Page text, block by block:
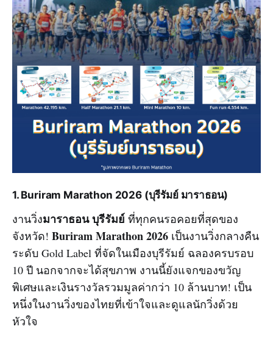
1. Buriram Marathon 2026 (บุรีรัมย์ มาราธอน)
งานวิ่งมาราธอน บุรีรัมย์ ที่ทุกคนรอคอยที่สุดของ
จังหวัด! Buriram Marathon 2026 เป็นงานวิ่งกลางคืน
ระดับ Gold Label ที่จัดในเมืองบุรีรัมย์ ฉลองครบรอบ
10 ปี นอกจากจะได้สุขภาพ งานนี้ยังแจกของขวัญ
พิเศษและเงินรางวัลรวมมูลค่ากว่า 10 ล้านบาท! เป็น
หนึ่งในงานวิ่งของไทยที่เข้าใจและดูแลนักวิ่งด้วย
หัวใจ